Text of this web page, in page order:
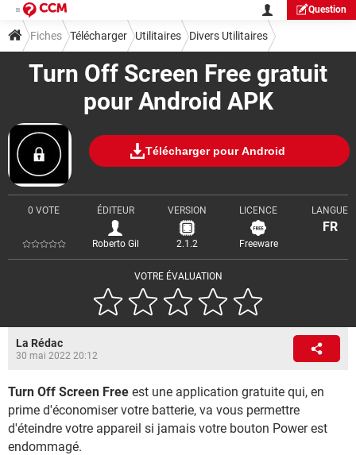
Question
Turn Off Screen Free gratuit
pour Android APK
Télécharger pour Android
VOTRE ÉVALUATION
0 VOTE ÉDITEUR
Roberto Gil
VERSION
2.1.2
LICENCE
Freeware
LANGUE
FR
Fiches Télécharger Utilitaires Divers Utilitaires
La Rédac
30 mai 2022 20:12
Turn Off Screen Free est une application gratuite qui, en
prime d'économiser votre batterie, va vous permettre
d'éteindre votre appareil si jamais votre bouton Power est
endommagé.